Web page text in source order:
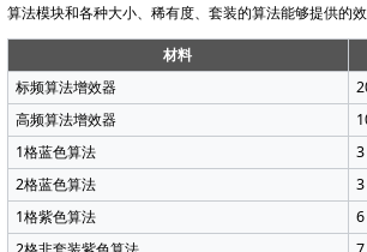
算法模块和各种大小、稀有度、套装的算法能够提供的
材料
标频算法增效器
高频算法增效器
1格蓝色算法
3
2格蓝色算法
3
1格紫色算法
6